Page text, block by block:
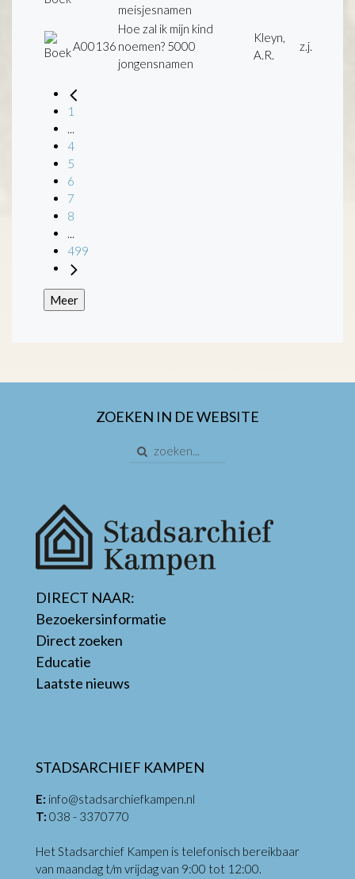
meisjesnamen
A00136
Hoe zal ik mijn kind
noemen? 5000
jongensnamen
Kleyn,
A.R.
z.j.
1
4
5
6
7
8
499
Meer
ZOEKEN IN DE WEBSITE
DIRECT NAAR:
Bezoekersinformatie
Direct zoeken
Educatie
Laatste nieuws
STADSARCHIEF KAMPEN
E: info@stadsarchiefkampen.nl
T: 038 - 3370770
Het Stadsarchief Kampen is telefonisch bereikbaar
van maandag t/m vrijdag van 9:00 tot 12:00.